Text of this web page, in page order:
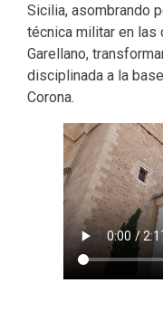
Sicilia, asombrando
técnica militar en las
Garellano,
disciplinada a la
Corona.